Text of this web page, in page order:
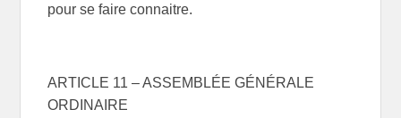
pour se faire connaitre.
ARTICLE 11 – ASSEMBLÉE GÉNÉRALE
ORDINAIRE